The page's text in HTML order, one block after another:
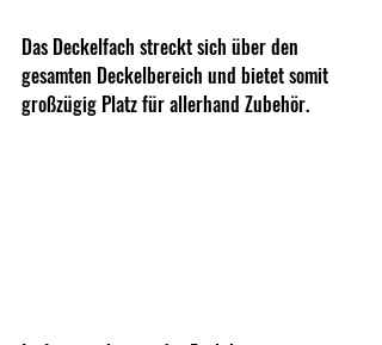
Das Deckelfach streckt sich über den
gesamten Deckelbereich und bietet somit
großzügig Platz für allerhand Zubehör.